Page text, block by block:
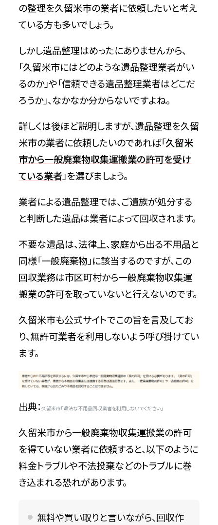
よくある質問
の整理を久留米市の業者に依頼したいと考え
ている方も多いでしょう。
しかし遺品整理はめったにありませんから、
「久留米市にはどのような遺品整理業者がい
るのか」や「信頼できる遺品整理業者はどこだ
ろうか」、なかなか分からないですよね。
詳しくは後ほど説明しますが、遺品整理を久留
米市の業者に依頼したいのであれば「久留米
市から一般廃棄物収集運搬業の許可を受け
ている業者」を選びましょう。
業者による遺品整理では、ご遺族が処分する
と判断した遺品は業者によって回収されます。
不要な遺品は、法律上、家庭から出る不用品と
同様「一般廃棄物」に該当するのですが、この
回収業務は市区町村から一般廃棄物収集運
搬業の許可を取っていないと行えないのです。
久留米市も公式サイトでこの旨を言及してお
り、無許可業者を利用しないよう呼び掛けてい
ます。
出典：久留米市「違法な不用品回収業者を利用しないでください」
久留米市から一般廃棄物収集運搬業の許可
を得ていない業者に依頼すると、以下のように
料金トラブルや不法投棄などのトラブルに巻
き込まれる恐れがあります。
無料や買い取りと言いながら、回収作